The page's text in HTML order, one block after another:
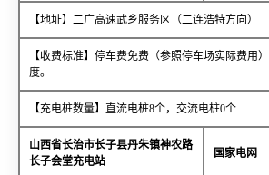
【地址】二广高速武乡服务区（二连浩特方向）
【收费标准】停车费免费（参照停车场实际费用
度。
【充电桩数量】直流电桩8个，交流电桩0个
山西省长治市长子县丹朱镇神农路
长子会堂充电站
国家电网